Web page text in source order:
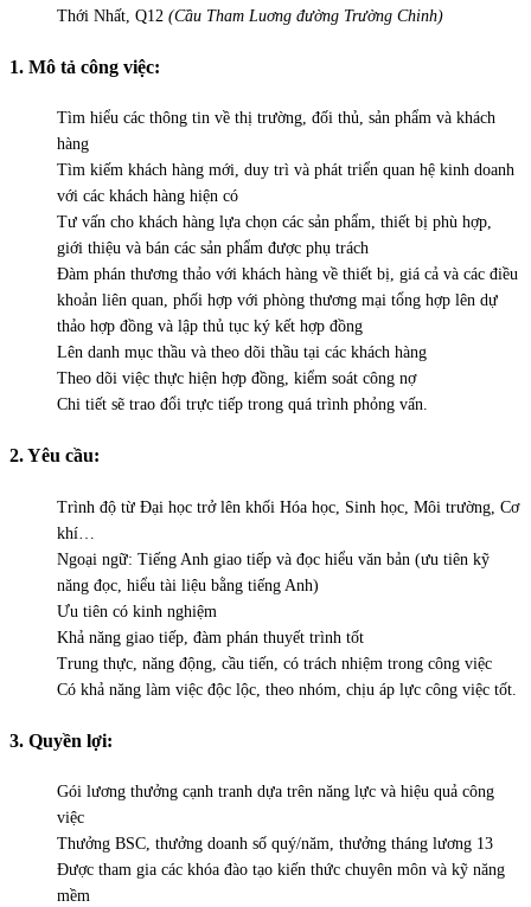
Thới Nhất, Q12 (Cầu Tham Luơng đường Trường Chinh)
1. Mô tả công việc:
Tìm hiểu các thông tin về thị trường, đối thủ, sản phẩm và khách
hàng
Tìm kiếm khách hàng mới, duy trì và phát triển quan hệ kinh doanh
với các khách hàng hiện có
Tư vấn cho khách hàng lựa chọn các sản phẩm, thiết bị phù hợp,
giới thiệu và bán các sản phẩm được phụ trách
Đàm phán thương thảo với khách hàng về thiết bị, giá cả và các điều
khoản liên quan, phối hợp với phòng thương mại tổng hợp lên dự
thảo hợp đồng và lập thủ tục ký kết hợp đồng
Lên danh mục thầu và theo dõi thầu tại các khách hàng
Theo dõi việc thực hiện hợp đồng, kiểm soát công nợ
Chi tiết sẽ trao đổi trực tiếp trong quá trình phỏng vấn.
2. Yêu cầu:
Trình độ từ Đại học trở lên khối Hóa học, Sinh học, Môi trường, Cơ
khí…
Ngoại ngữ: Tiếng Anh giao tiếp và đọc hiểu văn bản (ưu tiên kỹ
năng đọc, hiểu tài liệu bằng tiếng Anh)
Ưu tiên có kinh nghiệm
Khả năng giao tiếp, đàm phán thuyết trình tốt
Trung thực, năng động, cầu tiến, có trách nhiệm trong công việc
Có khả năng làm việc độc lộc, theo nhóm, chịu áp lực công việc tốt.
3. Quyền lợi:
Gói lương thưởng cạnh tranh dựa trên năng lực và hiệu quả công
việc
Thưởng BSC, thưởng doanh số quý/năm, thưởng tháng lương 13
Được tham gia các khóa đào tạo kiến thức chuyên môn và kỹ năng
mềm